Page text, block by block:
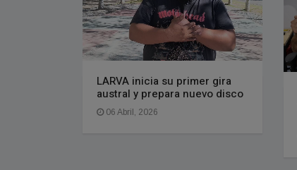
LARVA inicia su primer gira
austral y prepara nuevo disco
06 Abril, 2026